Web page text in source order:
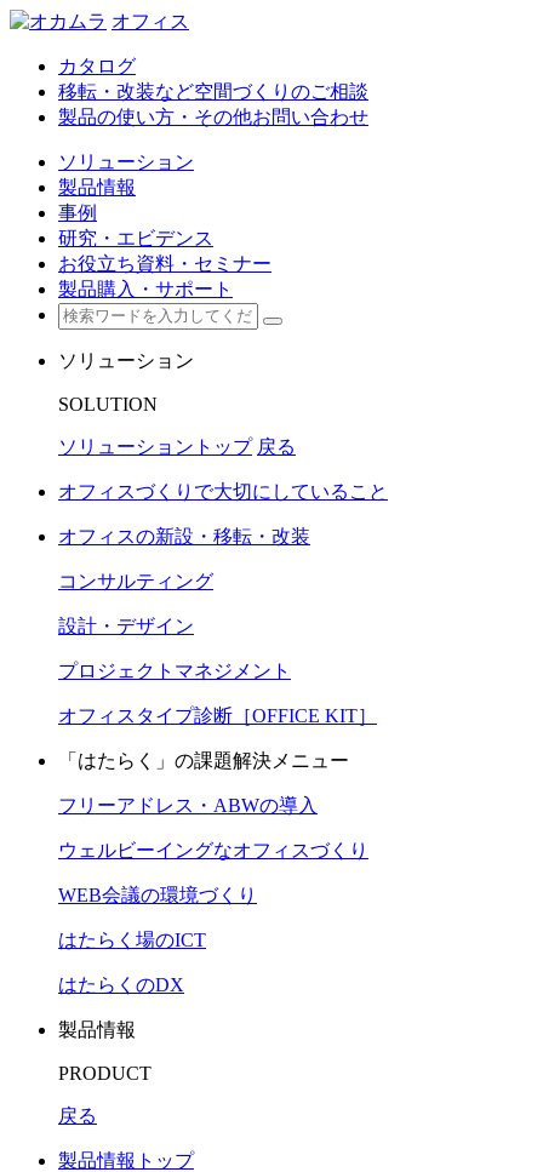
オフィス
カタログ
移転・改装など空間づくりのご相談
製品の使い方・その他お問い合わせ
ソリューション
製品情報
事例
研究・エビデンス
お役立ち資料・セミナー
製品購入・サポート
ソリューション
SOLUTION
ソリューショントップ 戻る
オフィスづくりで大切にしていること
オフィスの新設・移転・改装
コンサルティング
設計・デザイン
プロジェクトマネジメント
オフィスタイプ診断［OFFICE KIT］
「はたらく」の課題解決メニュー
フリーアドレス・ABWの導入
ウェルビーイングなオフィスづくり
WEB会議の環境づくり
はたらく場のICT
はたらくのDX
製品情報
PRODUCT
戻る
製品情報トップ